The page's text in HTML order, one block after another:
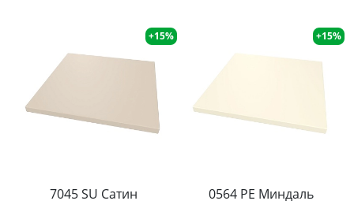
+15%
7045 SU Сатин
+15%
0564 PE Миндаль